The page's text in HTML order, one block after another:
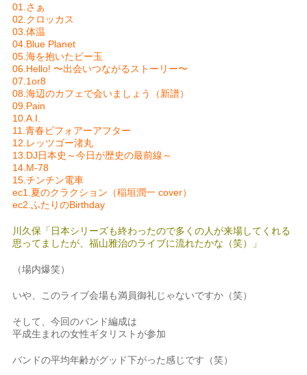
01.さぁ
02.クロッカス
03.体温
04.Blue Planet
05.海を抱いたビー玉
06.Hello! 〜出会いつながるストーリー〜
07.1or8
08.海辺のカフェで会いましょう（新譜）
09.Pain
10.A.I.
11.青春ビフォアーアフター
12.レッツゴー渚丸
13.DJ日本史～今日が歴史の最前線～
14.M-78
15.チンチン電車
ec1.夏のクラクション（稲垣潤一 cover）
ec2.ふたりのBirthday
川久保「日本シリーズも終わったので多くの人が来場してくれる
思ってましたが、福山雅治のライブに流れたかな（笑）」
（場内爆笑）
いや、このライブ会場も満員御礼じゃないですか（笑）
そして、今回のバンド編成は
平成生まれの女性ギタリストが参加
バンドの平均年齢がグッド下がった感じです（笑）